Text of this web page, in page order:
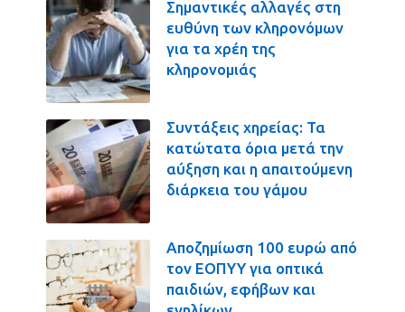
Σημαντικές αλλαγές στη
ευθύνη των κληρονόμων
για τα χρέη της
κληρονομιάς
Συντάξεις χηρείας: Τα
κατώτατα όρια μετά την
αύξηση και η απαιτούμενη
διάρκεια του γάμου
Αποζημίωση 100 ευρώ από
τον ΕΟΠΥΥ για οπτικά
παιδιών, εφήβων και